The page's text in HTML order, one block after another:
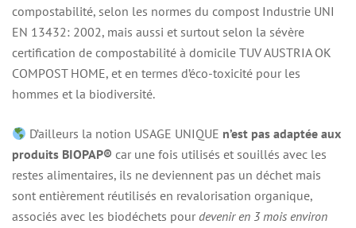
compostabilité, selon les normes du compost Industrie UNI
EN 13432: 2002, mais aussi et surtout selon la sévère
certification de compostabilité à domicile TUV AUSTRIA OK
COMPOST HOME, et en termes d’éco-toxicité pour les
hommes et la biodiversité.
D’ailleurs la notion USAGE UNIQUE n’est pas adaptée aux
produits BIOPAP® car une fois utilisés et souillés avec les
restes alimentaires, ils ne deviennent pas un déchet mais
sont entièrement réutilisés en revalorisation organique,
associés avec les biodéchets pour devenir en 3 mois environ